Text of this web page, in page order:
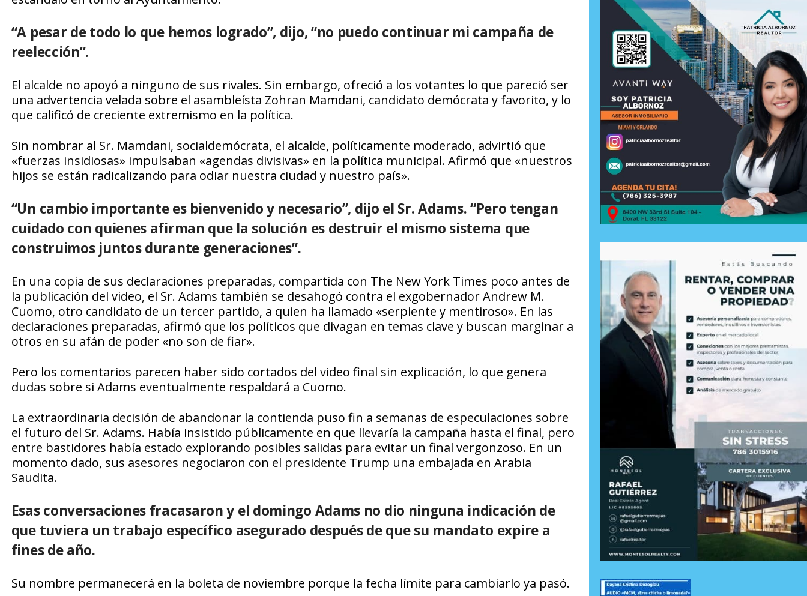
“A pesar de todo lo que hemos logrado”, dijo, “no puedo continuar mi campaña de
reelección”.
El alcalde no apoyó a ninguno de sus rivales. Sin embargo, ofreció a los votantes lo que pareció ser
una advertencia velada sobre el asambleísta Zohran Mamdani, candidato demócrata y favorito, y lo
que calificó de creciente extremismo en la política.
Sin nombrar al Sr. Mamdani, socialdemócrata, el alcalde, políticamente moderado, advirtió que
«fuerzas insidiosas» impulsaban «agendas divisivas» en la política municipal. Afirmó que «nuestros
hijos se están radicalizando para odiar nuestra ciudad y nuestro país».
“Un cambio importante es bienvenido y necesario”, dijo el Sr. Adams. “Pero tengan
cuidado con quienes afirman que la solución es destruir el mismo sistema que
construimos juntos durante generaciones”.
En una copia de sus declaraciones preparadas, compartida con The New York Times poco antes de
la publicación del video, el Sr. Adams también se desahogó contra el exgobernador Andrew M.
Cuomo, otro candidato de un tercer partido, a quien ha llamado «serpiente y mentiroso». En las
declaraciones preparadas, afirmó que los políticos que divagan en temas clave y buscan marginar a
otros en su afán de poder «no son de fiar».
Pero los comentarios parecen haber sido cortados del video final sin explicación, lo que genera
dudas sobre si Adams eventualmente respaldará a Cuomo.
La extraordinaria decisión de abandonar la contienda puso fin a semanas de especulaciones sobre
el futuro del Sr. Adams. Había insistido públicamente en que llevaría la campaña hasta el final, pero
entre bastidores había estado explorando posibles salidas para evitar un final vergonzoso. En un
momento dado, sus asesores negociaron con el presidente Trump una embajada en Arabia
Saudita.
Esas conversaciones fracasaron y el domingo Adams no dio ninguna indicación de
que tuviera un trabajo específico asegurado después de que su mandato expire a
fines de año.
Su nombre permanecerá en la boleta de noviembre porque la fecha límite para cambiarlo ya pasó.